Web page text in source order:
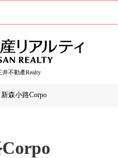
不動產Realty
新森小路Corpo